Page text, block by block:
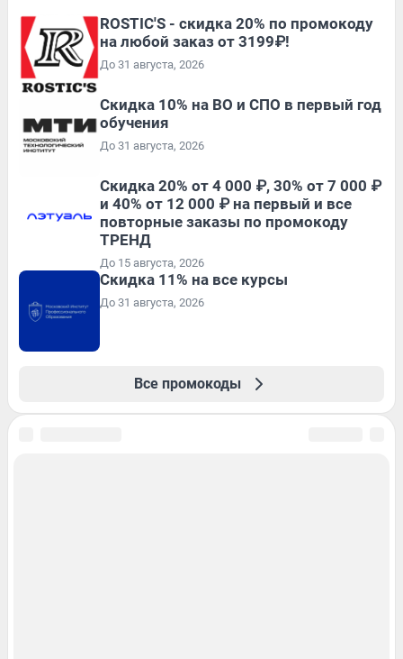
ROSTIC'S - скидка 20% по промокоду
на любой заказ от 3199₽!
До 31 августа, 2026
Скидка 10% на ВО и СПО в первый год
обучения
До 31 августа, 2026
Скидка 20% от 4 000 ₽, 30% от 7 000 ₽
и 40% от 12 000 ₽ на первый и все
повторные заказы по промокоду
ТРЕНД
До 15 августа, 2026
Скидка 11% на все курсы
До 31 августа, 2026
Все промокоды